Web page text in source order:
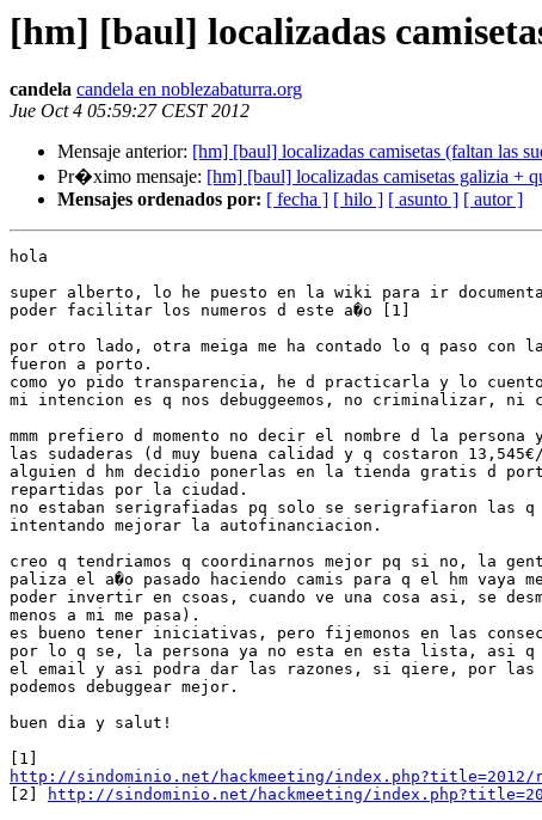
[hm] [baul] localizadas
candela candela en noblezabaturra.org
Jue Oct 4 05:59:27 CEST 2012
Mensaje anterior: [hm] [baul] localizadas camisetas (faltan las
Pr�ximo mensaje: [hm] [baul] localizadas camisetas galizia +
Mensajes ordenados por: [ fecha ] [ hilo ] [ asunto ] [ autor ]
hola
super alberto, lo he puesto en la wiki para ir
poder facilitar los numeros d este a�o [1]
por otro lado, otra meiga me ha contado lo q paso con
fueron a porto.
como yo pido transparencia, he d practicarla y lo
mi intencion es q nos debuggeemos, no criminalizar, ni
mmm prefiero d momento no decir el nombre d la persona
las sudaderas (d muy buena calidad y q costaron
alguien d hm decidio ponerlas en la tienda gratis d
repartidas por la ciudad.
no estaban serigrafiadas pq solo se serigrafiaron las q
intentando mejorar la autofinanciacion.
creo q tendriamos q coordinarnos mejor pq si no, la
paliza el a�o pasado haciendo camis para q el hm vaya
poder invertir en csoas, cuando ve una cosa asi, se
menos a mi me pasa).
es bueno tener iniciativas, pero fijemonos en las
por lo q se, la persona ya no esta en esta lista, asi q
el email y asi podra dar las razones, si qiere, por
podemos debuggear mejor.
buen dia y salut!
http://sindominio.net/hackmeeting/index.php?title=2012/
[2]
http://sindominio.net/hackmeeting/